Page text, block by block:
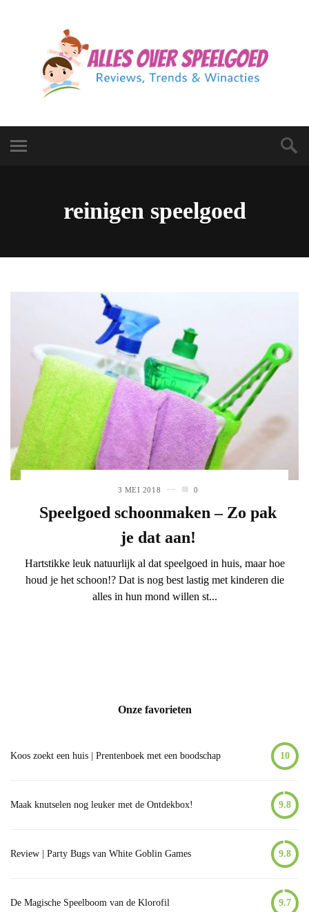
reinigen speelgoed
3 MEI 2018 0
Speelgoed schoonmaken – Zo pak
je dat aan!
Hartstikke leuk natuurlijk al dat speelgoed in huis, maar hoe
houd je het schoon!? Dat is nog best lastig met kinderen die
alles in hun mond willen st...
Onze favorieten
Koos zoekt een huis | Prentenboek met een boodschap 10
Maak knutselen nog leuker met de Ontdekbox! 9.8
Review | Party Bugs van White Goblin Games 9.8
De Magische Speelboom van de Klorofil 9.7